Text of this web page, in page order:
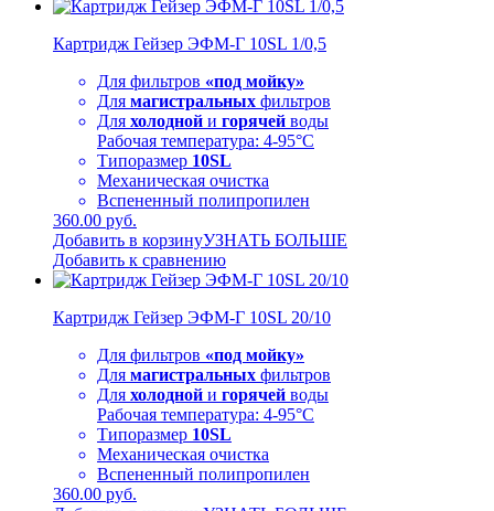
Картридж Гейзер ЭФМ-Г 10SL 1/0,5
Для фильтров «под мойку»
Для магистральных фильтров
Для холодной и горячей воды
Рабочая температура: 4-95°C
Типоразмер 10SL
Механическая очистка
Вспененный полипропилен
360.00 руб.
Добавить в корзинуУЗНАТЬ БОЛЬШЕ
Добавить к сравнению
Картридж Гейзер ЭФМ-Г 10SL 20/10
Для фильтров «под мойку»
Для магистральных фильтров
Для холодной и горячей воды
Рабочая температура: 4-95°C
Типоразмер 10SL
Механическая очистка
Вспененный полипропилен
360.00 руб.